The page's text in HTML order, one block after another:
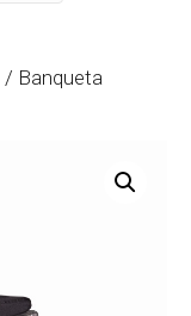
/ Banqueta